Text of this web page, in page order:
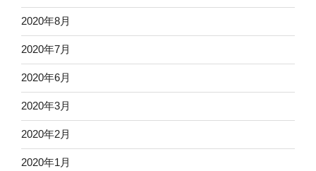
2020年8月
2020年7月
2020年6月
2020年3月
2020年2月
2020年1月